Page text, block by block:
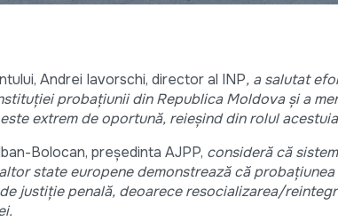
Andrei Iavorschi, director al INP, a salutat
probațiunii din Republica Moldova și a
extrem de oportună, reieșind din rolul
Bolocan, președinta AJPP, consideră că
state europene demonstrează că
justiție penală, deoarece resocializarea/